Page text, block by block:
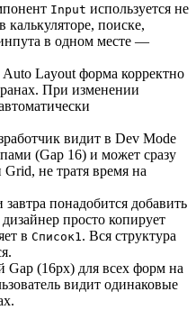
Input используется не
калькуляторе, поиске,
в одном месте —
Auto Layout форма корректно
При изменении
видит в Dev Mode
(Gap 16) и может сразу
Grid, не тратя время на
завтра понадобится добавить
просто копирует
в Список1. Вся структура
Gap (16px) для всех форм на
видит одинаковые